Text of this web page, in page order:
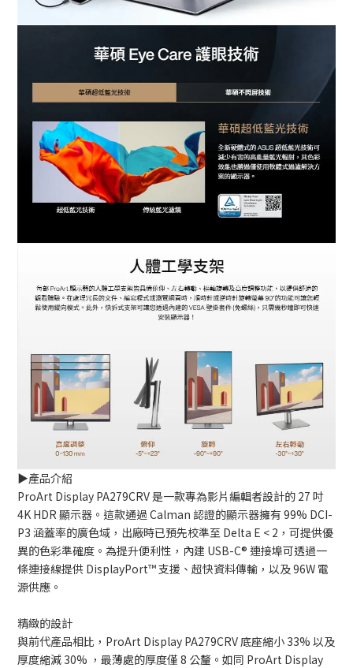
▶️產品介紹
ProArt Display PA279CRV 是一款專為影片編輯者設計的 27 吋
4K HDR 顯示器。這款通過 Calman 認證的顯示器擁有 99% DCI-
P3 涵蓋率的廣色域，出廠時已預先校準至 Delta E < 2，可提供優
異的色彩準確度。為提升便利性，內建 USB-C® 連接埠可透過一
條連接線提供 DisplayPort™ 支援、超快資料傳輸，以及 96W 電
源供應。
精緻的設計
與前代產品相比，ProArt Display PA279CRV 底座縮小 33% 以及
厚度縮減 30% ，最薄處的厚度僅 8 公釐。如同 ProArt Display